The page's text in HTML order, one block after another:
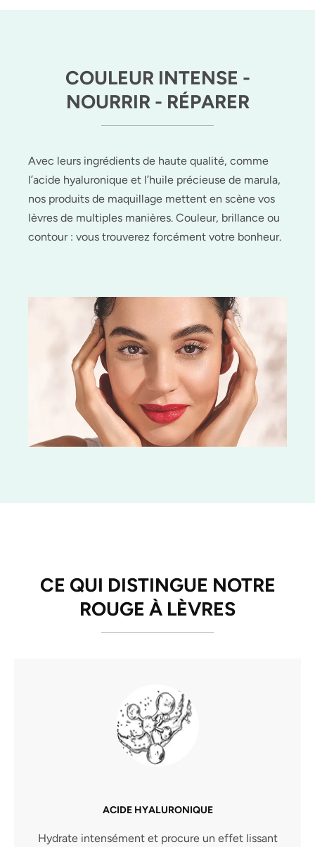
COULEUR INTENSE -
NOURRIR - RÉPARER
Avec leurs ingrédients de haute qualité, comme
l’acide hyaluronique et l’huile précieuse de marula,
nos produits de maquillage mettent en scène vos
lèvres de multiples manières. Couleur, brillance ou
contour : vous trouverez forcément votre bonheur.
CE QUI DISTINGUE NOTRE
ROUGE À LÈVRES
ACIDE HYALURONIQUE
Hydrate intensément et procure un effet lissant